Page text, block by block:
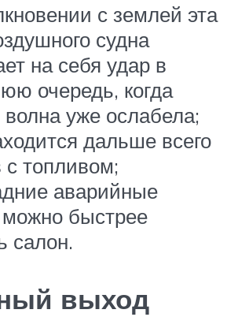
с землей эта
судна
на себя удар в
очередь, когда
уже ослабела;
дальше всего
с топливом;
аварийные
быстрее
салон.
выход